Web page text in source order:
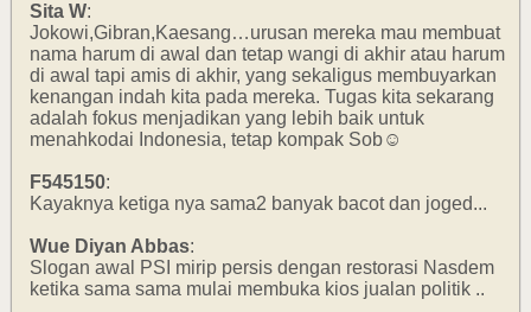
Sita W:
Jokowi,Gibran,Kaesang…urusan mereka mau membuat
nama harum di awal dan tetap wangi di akhir atau harum
di awal tapi amis di akhir, yang sekaligus membuyarkan
kenangan indah kita pada mereka. Tugas kita sekarang
adalah fokus menjadikan yang lebih baik untuk
menahkodai Indonesia, tetap kompak Sob☺️
F545150:
Kayaknya ketiga nya sama2 banyak bacot dan joged...
Wue Diyan Abbas:
Slogan awal PSI mirip persis dengan restorasi Nasdem
ketika sama sama mulai membuka kios jualan politik ..